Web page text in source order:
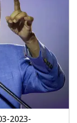
2023-